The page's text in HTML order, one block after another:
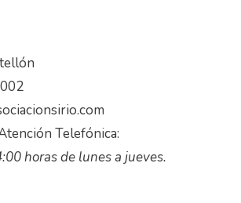
Telefónica:
horas de lunes a jueves.